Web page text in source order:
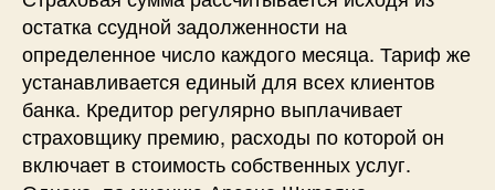
остатка ссудной задолженности на
определенное число каждого месяца. Тариф же
устанавливается единый для всех клиентов
банка. Кредитор регулярно выплачивает
страховщику премию, расходы по которой он
включает в стоимость собственных услуг.